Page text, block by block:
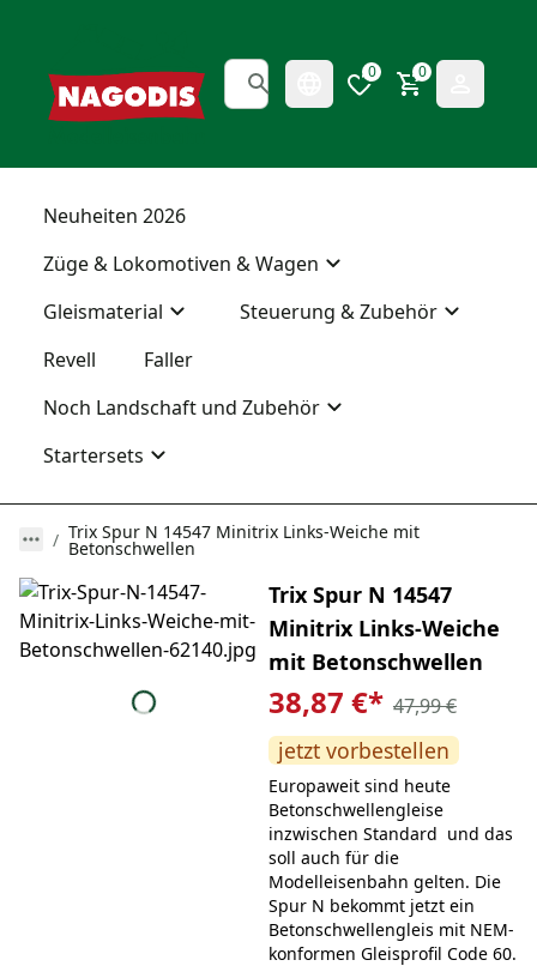
0 0
Neuheiten 2026
Züge & Lokomotiven & Wagen
Gleismaterial
Steuerung & Zubehör
Revell
Faller
Noch Landschaft und Zubehör
Startersets
Trix Spur N 14547 Minitrix Links-Weiche mit
Betonschwellen
Trix Spur N 14547
Minitrix Links-Weiche
mit Betonschwellen
38,87 €* 47,99 €
jetzt vorbestellen
Europaweit sind heute
Betonschwellengleise
inzwischen Standard  und das
soll auch für die
Modelleisenbahn gelten. Die
Spur N bekommt jetzt ein
Betonschwellengleis mit NEM-
konformen Gleisprofil Code 60.